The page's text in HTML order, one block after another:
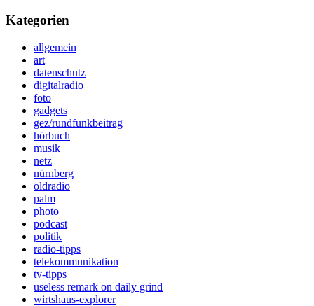
Kategorien
allgemein
art
datenschutz
digitalradio
foto
gadgets
gez/rundfunkbeitrag
hörbuch
musik
netz
nürnberg
oldradio
palm
photo
podcast
politik
radio-tipps
telekommunikation
tv-tipps
useless remark on daily grind
wirtshaus-explorer